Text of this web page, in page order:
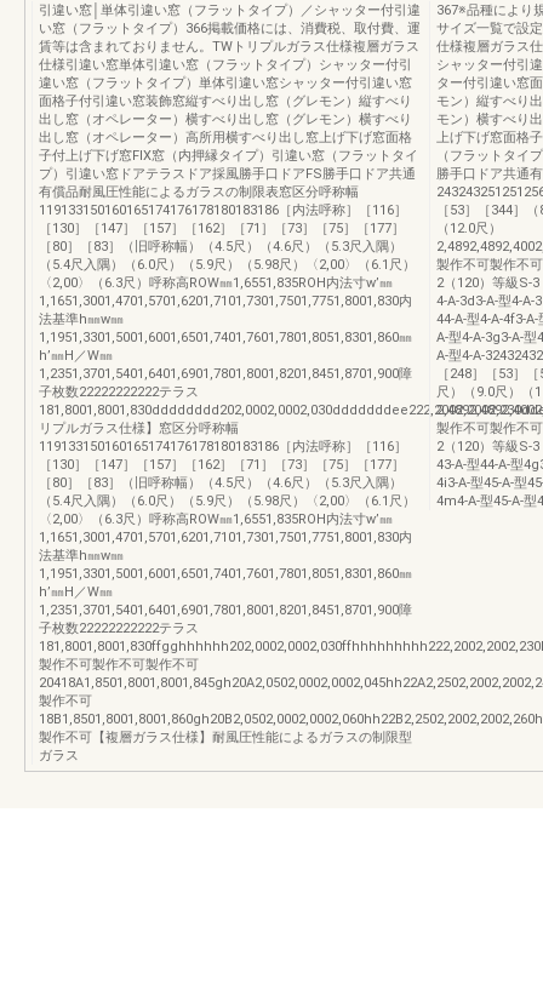
引違い窓│単体引違い窓（フラットタイプ）／シャッター付引違
い窓（フラットタイプ）366掲載価格には、消費税、取付費、運
賃等は含まれておりません。TWトリプルガラス仕様複層ガラス
仕様引違い窓単体引違い窓（フラットタイプ）シャッター付引
違い窓（フラットタイプ）単体引違い窓シャッター付引違い窓
面格子付引違い窓装飾窓縦すべり出し窓（グレモン）縦すべり
出し窓（オペレーター）横すべり出し窓（グレモン）横すべり
出し窓（オペレーター）高所用横すべり出し窓上げ下げ窓面格
子付上げ下げ窓FIX窓（内押縁タイプ）引違い窓（フラットタイ
プ）引違い窓ドアテラスドア採風勝手口ドアFS勝手口ドア共通
有償品耐風圧性能によるガラスの制限表窓区分呼称幅
119133150160165174176178180183186［内法呼称］［116］
［130］［147］［157］［162］［71］［73］［75］［177］
［80］［83］（旧呼称幅）（4.5尺）（4.6尺）（5.3尺入隅）
（5.4尺入隅）（6.0尺）（5.9尺）（5.98尺）〈2,00〉（6.1尺）
〈2,00〉（6.3尺）呼称高ROW㎜1,6551,835ROH内法寸w’㎜
1,1651,3001,4701,5701,6201,7101,7301,7501,7751,8001,830内
法基準h㎜w㎜
1,1951,3301,5001,6001,6501,7401,7601,7801,8051,8301,860㎜
h’㎜H／W㎜
1,2351,3701,5401,6401,6901,7801,8001,8201,8451,8701,900障
子枚数22222222222テラス
リプルガラス仕様】窓区分呼称幅
119133150160165174176178180183186［内法呼称］［116］
［130］［147］［157］［162］［71］［73］［75］［177］
［80］［83］（旧呼称幅）（4.5尺）（4.6尺）（5.3尺入隅）
（5.4尺入隅）（6.0尺）（5.9尺）（5.98尺）〈2,00〉（6.1尺）
〈2,00〉（6.3尺）呼称高ROW㎜1,6551,835ROH内法寸w’㎜
1,1651,3001,4701,5701,6201,7101,7301,7501,7751,8001,830内
法基準h㎜w㎜
1,1951,3301,5001,6001,6501,7401,7601,7801,8051,8301,860㎜
h’㎜H／W㎜
1,2351,3701,5401,6401,6901,7801,8001,8201,8451,8701,900障
子枚数22222222222テラス
製作不可製作不可製作不可
製作不可
製作不可【複層ガラス仕様】耐風圧性能によるガラスの制限型
ガラス
367※品種により
サイズ一覧で設
仕様複層ガラス
シャッター付引
ター付引違い窓
モン）縦すべり
モン）横すべり
上げ下げ窓面格
（フラットタイ
勝手口ドア共通
［53］［344］
（12.0尺）
製作不可製作不
2（120）等級S-3
4-A-3d3-A-型4-A-
44-A-型4-A-4f3-A-
A-型4-A-3g3-A-型
A-型4-A-
［248］［53］
尺）（9.0尺）（
製作不可製作不
2（120）等級S-3
43-A-型44-A-型
4i3-A-型45-A-型
4m4-A-型45-A-型